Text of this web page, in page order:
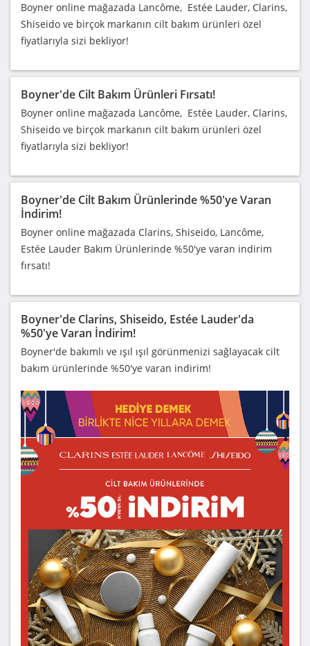
Boyner online mağazada Lancôme, Estée Lauder, Clarins,
Shiseido ve birçok markanın cilt bakım ürünleri özel
fiyatlarıyla sizi bekliyor!
Boyner'de Cilt Bakım Ürünleri Fırsatı!
Boyner online mağazada Lancôme, Estée Lauder, Clarins,
Shiseido ve birçok markanın cilt bakım ürünleri özel
fiyatlarıyla sizi bekliyor!
Boyner'de Cilt Bakım Ürünlerinde %50'ye Varan
İndirim!
Boyner online mağazada Clarins, Shiseido, Lancôme,
Estée Lauder Bakım Ürünlerinde %50'ye varan indirim
fırsatı!
Boyner'de Clarins, Shiseido, Estée Lauder'da
%50'ye Varan İndirim!
Boyner'de bakımlı ve ışıl ışıl görünmenizi sağlayacak cilt
bakım ürünlerinde %50'ye varan indirim!